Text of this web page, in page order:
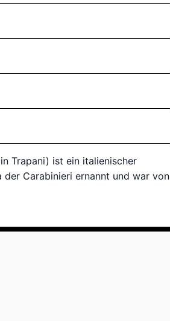
Trapani) ist ein italienischer
Carabinieri ernannt und war von